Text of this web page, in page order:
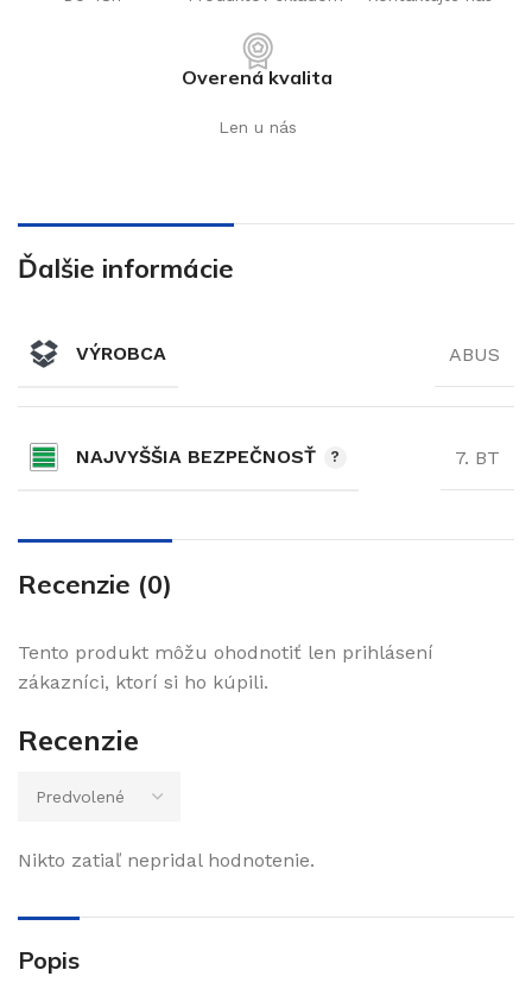
Overená kvalita
Len u nás
Ďalšie informácie
VÝROBCA ABUS
NAJVYŠŠIA BEZPEČNOSŤ 7. BT
Recenzie (0)
Recenzie
Nikto zatiaľ nepridal hodnotenie.
Tento produkt môžu ohodnotiť len prihlásení
zákazníci, ktorí si ho kúpili.
Popis